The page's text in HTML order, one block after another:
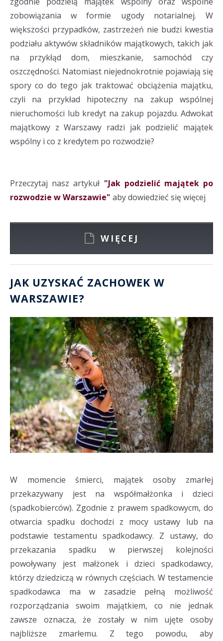
zobowiązania w formie ugody notarialnej. W
większości przypadków, zastrzeżeń nie budzi kwestia
podziału aktywów składników majątkowych, takich jak
na przykłąd dom, mieszkanie, samochód czy
oszczędności. Natomiast niejednokrotnie pojawiają się
spory co do tego jak traktować obciążenia majątku,
czyli na przykład hipoteczny na zakup wspólnej
nieruchomości lub kredyt na zakup pojazdu. Adwokat
majątkowy z Warszawy radzi jak podzielić majątek
wspólny i co z kredytem po rozwodzie?
Przeczytaj nasz artykuł "Jak podzielić majątek po
rozwodzie w Warszawie" aby dowiedzieć się więcej
WIĘCEJ
JAK UZYSKAĆ ZACHOWEK W
WARSZAWIE?
W momencie śmierci, majątek osoby zmarłej
przekazywany jest na współmałżonka i dzieci
(spadkobierców). Zgodnie z prawem spadkowycm, do
otwarcia spadku dochodzi z mocy ustawy lub na
podstawie testamentu spadkodawcy. Z ustawy, do
przekazania spadku w pierwszej kolejności
powoływany jest małżonek i dzieci spadkodawcy,
którzy dziedziczą w równych częściach. W testamencie
spadkodawca ma w zasadzie pełną możliwość
rozporządzania swoim majątkiem, co nie jednak
zawsze oznacza, że zostały w nim ujęte osoby
najbliższe zmarłemu. Z tego powodu, aby